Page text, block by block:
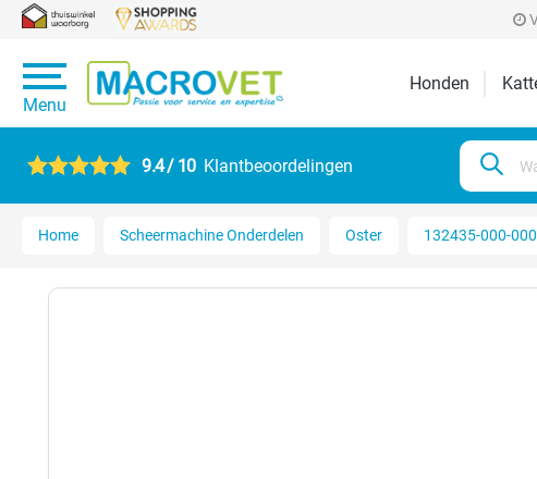
Menu
Honden
9.4 / 10 Klantbeoordelingen
Home Scheermachine Onderdelen Oster 132435-000-